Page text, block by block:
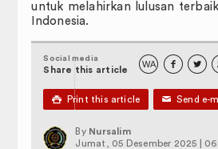
untuk melahirkan lulusan
Indonesia.
Social media
Share this article
WA  
 Print this article ✉ Send e-
By Nursalim
Jumat, 05 Desember 2025 |